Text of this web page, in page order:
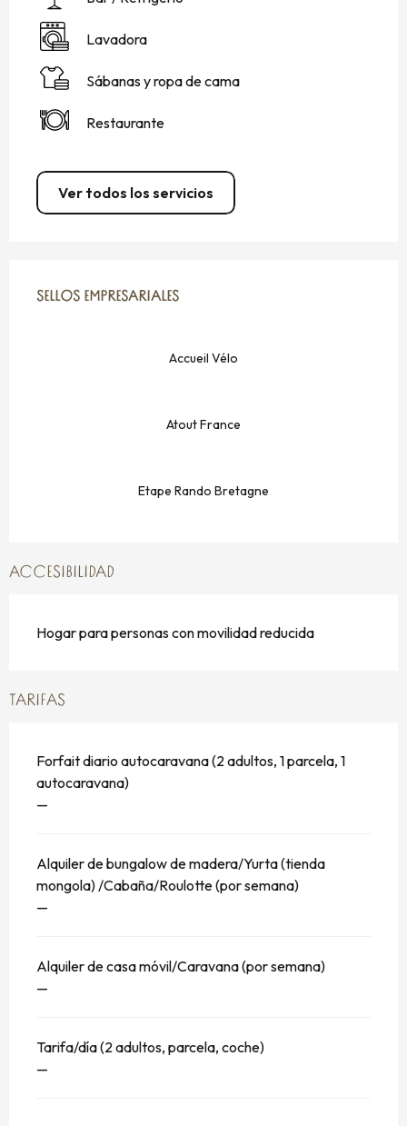
Lavadora
Sábanas y ropa de cama
Restaurante
Ver todos los servicios
SELLOS EMPRESARIALES
SELLOS EMPRESARIALES
Accueil Vélo
Atout France
Etape Rando Bretagne
ACCESIBILIDAD
Hogar para personas con movilidad reducida
TARIFAS
Forfait diario autocaravana (2 adultos, 1 parcela, 1
autocaravana)
—
Alquiler de bungalow de madera/Yurta (tienda
mongola) /Cabaña/Roulotte (por semana)
—
Alquiler de casa móvil/Caravana (por semana)
—
Tarifa/día (2 adultos, parcela, coche)
—